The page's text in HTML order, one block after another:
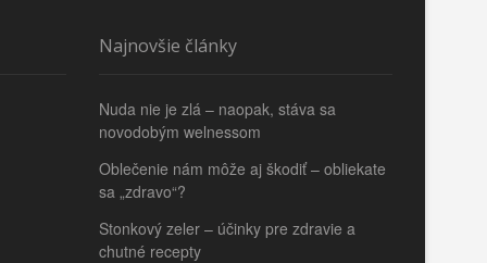
Najnovšie články
Nuda nie je zlá – naopak, stáva sa
novodobým welnessom
Oblečenie nám môže aj škodiť – obliekate
sa „zdravo“?
Stonkový zeler – účinky pre zdravie a
chutné recepty